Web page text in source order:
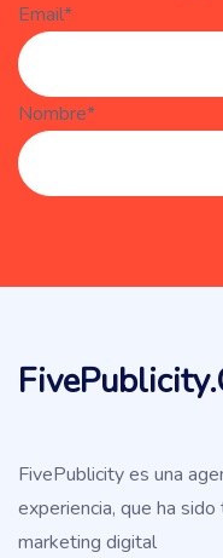
Email*
Nombre*
FivePublicity es una
experiencia, que ha
marketing digital